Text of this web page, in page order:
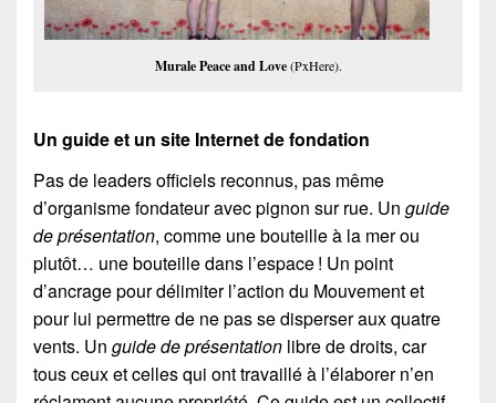
Murale Peace and Love(PxHere).
Un guide et un site Internet de fondation
Pas de leaders officiels reconnus, pas même
d’organisme fondateur avec pignon sur rue. Un guide
de présentation, comme une bouteille à la mer ou
plutôt… une bouteille dans l’espace ! Un point
d’ancrage pour délimiter l’action du Mouvement et
pour lui permettre de ne pas se disperser aux quatre
vents. Un guide de présentation libre de droits, car
tous ceux et celles qui ont travaillé à l’élaborer n’en